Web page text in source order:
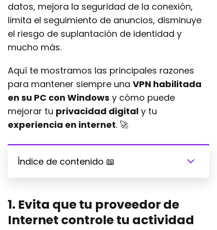
datos, mejora la seguridad de la conexión,
limita el seguimiento de anuncios, disminuye
el riesgo de suplantación de identidad y
mucho más.
Aquí te mostramos las principales razones
para mantener siempre una VPN habilitada
en su PC con Windows y cómo puede
mejorar tu privacidad digital y tu
experiencia en internet. 🚀
Índice de contenido 📖
1. Evita que tu proveedor de
Internet controle tu actividad